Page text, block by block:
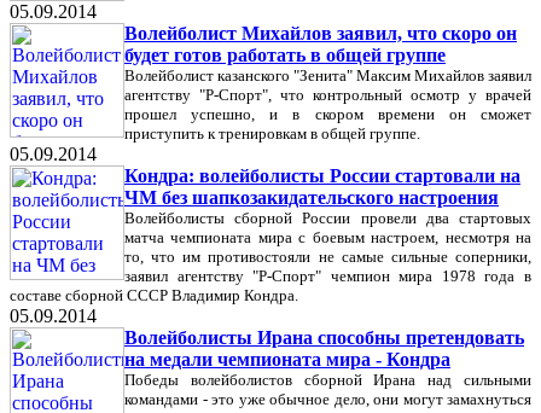
05.09.2014
Волейболист Михайлов заявил, что скоро он
будет готов работать в общей группе
Волейболист казанского "Зенита" Максим Михайлов заявил
агентству "Р-Спорт", что контрольный осмотр у врачей
прошел успешно, и в скором времени он сможет
приступить к тренировкам в общей группе.
05.09.2014
Кондра: волейболисты России стартовали на
ЧМ без шапкозакидательского настроения
Волейболисты сборной России провели два стартовых
матча чемпионата мира с боевым настроем, несмотря на
то, что им противостояли не самые сильные соперники,
заявил агентству "Р-Спорт" чемпион мира 1978 года в
составе сборной СССР Владимир Кондра.
05.09.2014
Волейболисты Ирана способны претендовать
на медали чемпионата мира - Кондра
Победы волейболистов сборной Ирана над сильными
командами - это уже обычное дело, они могут замахнуться